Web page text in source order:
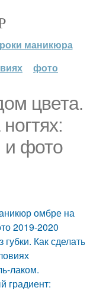
маникюра
фото
цвета.
и фото
омбре на
2019-2020
Как сделать
лаком.
градиент: